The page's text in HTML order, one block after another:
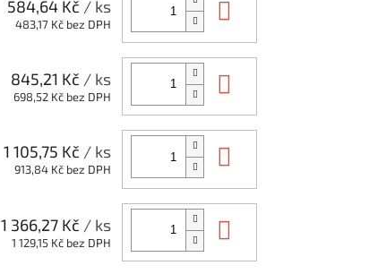
584,64 Kč / ks
483,17 Kč bez DPH
845,21 Kč / ks
698,52 Kč bez DPH
1 105,75 Kč / ks
913,84 Kč bez DPH
1 366,27 Kč / ks
1 129,15 Kč bez DPH